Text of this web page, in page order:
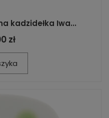
kadzidełka Iwa...
zł